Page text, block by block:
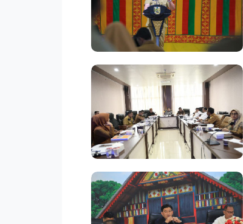
(11/2/2025) tersebut dihadiri oleh
Manusia (BKPSDM) guna
(10/2/2025) di Ruang Banmus,